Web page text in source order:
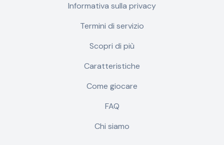
Informativa sulla privacy
Termini di servizio
Scopri di più
Caratteristiche
Come giocare
FAQ
Chi siamo